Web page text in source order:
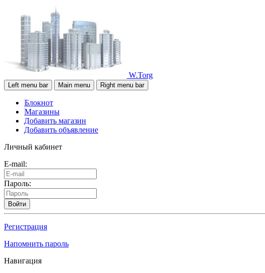
W.Torg
Left menu bar Main menu Right menu bar
Блокнот
Магазины
Добавить магазин
Добавить объявление
Личный кабинет
E-mail:
Пароль:
Войти
Регистрация
Напомнить пароль
Навигация